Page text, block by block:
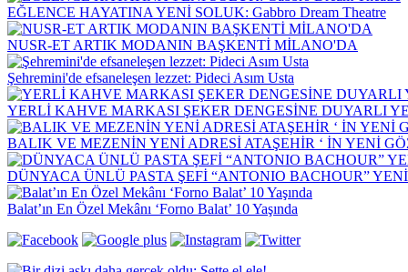
EĞLENCE HAYATINA YENİ SOLUK: Gabbro Dream Theatre
NUSR-ET ARTIK MODANIN BAŞKENTİ MİLANO'DA
Şehremini'de efsaneleşen lezzet: Pideci Asım Usta
YERLİ KAHVE MARKASI ŞEKER DENGESİNE DUYARLI
BALIK VE MEZENİN YENİ ADRESİ ATAŞEHİR ‘ İN YENİ
DÜNYACA ÜNLÜ PASTA ŞEFİ “ANTONIO BACHOUR”
Balat’ın En Özel Mekânı ‘Forno Balat’ 10 Yaşında